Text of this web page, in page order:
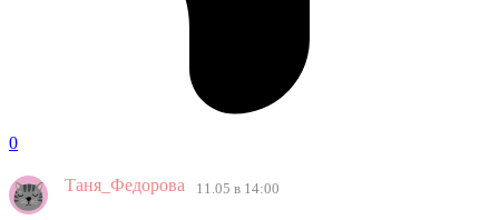
0
Таня_Федорова 11.05 в 14:00